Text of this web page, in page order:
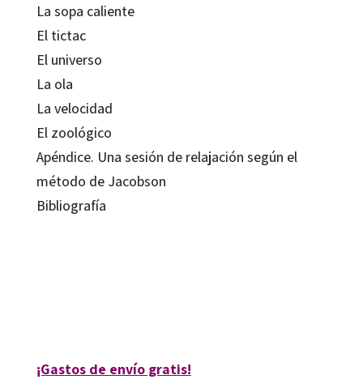
La sopa caliente
El tictac
El universo
La ola
La velocidad
El zoológico
Apéndice. Una sesión de relajación según el
método de Jacobson
Bibliografía
¡Gastos de envío gratis!